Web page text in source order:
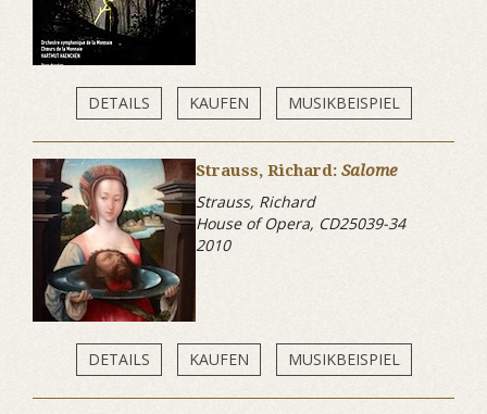
DETAILS KAUFEN MUSIKBEISPIEL
Strauss, Richard: Salome
Strauss, Richard
House of Opera, CD25039-34
2010
DETAILS KAUFEN MUSIKBEISPIEL